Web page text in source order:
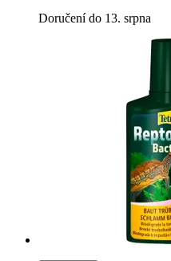
Doručení do 13. srpna